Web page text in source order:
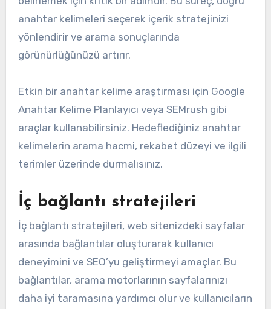
anahtar kelimeleri seçerek içerik stratejinizi
yönlendirir ve arama sonuçlarında
görünürlüğünüzü artırır.
Etkin bir anahtar kelime araştırması için Google
Anahtar Kelime Planlayıcı veya SEMrush gibi
araçlar kullanabilirsiniz. Hedeflediğiniz anahtar
kelimelerin arama hacmi, rekabet düzeyi ve ilgili
terimler üzerinde durmalısınız.
İç bağlantı stratejileri
İç bağlantı stratejileri, web sitenizdeki sayfalar
arasında bağlantılar oluşturarak kullanıcı
deneyimini ve SEO’yu geliştirmeyi amaçlar. Bu
bağlantılar, arama motorlarının sayfalarınızı
daha iyi taramasına yardımcı olur ve kullanıcıların